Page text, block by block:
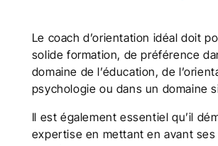
Le coach d’orientation idéal doit
solide formation, de préférence
domaine de l’éducation, de
psychologie ou dans un domaine
Il est également essentiel qu’il
expertise en mettant en avant